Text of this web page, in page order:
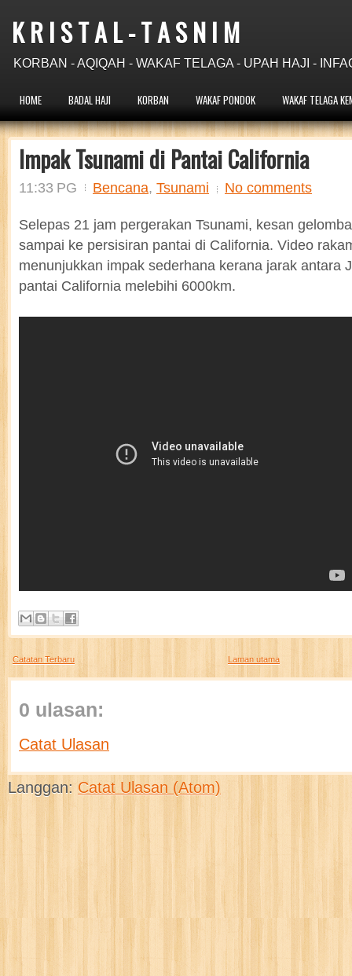
K R I S T A L - T A S N I M
KORBAN - AQIQAH - WAKAF TELAGA - UPAH HAJI -
HOME BADAL HAJI KORBAN WAKAF PONDOK WAKAF TELAGA
Impak Tsunami di Pantai California
11:33 PG Bencana, Tsunami No comments
Selepas 21 jam pergerakan Tsunami, kesan
sampai ke persisiran pantai di California. Video
menunjukkan impak sederhana kerana jarak antara
pantai California melebihi 6000km.
Catatan Terbaru Laman utama
0 ulasan:
Catat Ulasan
Langgan: Catat Ulasan (Atom)